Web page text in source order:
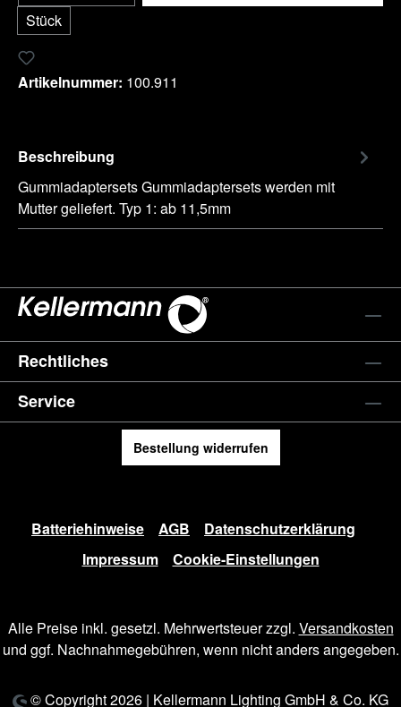
Stück
Artikelnummer: 100.911
Beschreibung
Gummiadaptersets Gummiadaptersets werden mit
Mutter geliefert. Typ 1: ab 11,5mm
Rechtliches
Service
Bestellung widerrufen
Batteriehinweise AGB
Datenschutzerklärung
Impressum
Cookie-Einstellungen
Alle Preise inkl. gesetzl. Mehrwertsteuer zzgl. Versandkosten
und ggf. Nachnahmegebühren, wenn nicht anders angegeben.
© Copyright 2026 | Kellermann Lighting GmbH & Co. KG